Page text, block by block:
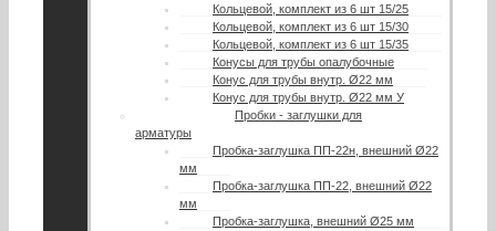
Кольцевой, комплект из 6 шт 15/25
Кольцевой, комплект из 6 шт 15/30
Кольцевой, комплект из 6 шт 15/35
Конусы для трубы опалубочные
Конус для трубы внутр. Ø22 мм
Конус для трубы внутр. Ø22 мм У
Пробки - заглушки для
арматуры
Пробка-заглушка ПП-22н, внешний Ø22
мм
Пробка-заглушка ПП-22, внешний Ø22
мм
Пробка-заглушка, внешний Ø25 мм